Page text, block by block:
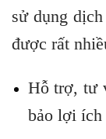
sử dụng
được rất
Hỗ trợ, tư
bảo lợi ích